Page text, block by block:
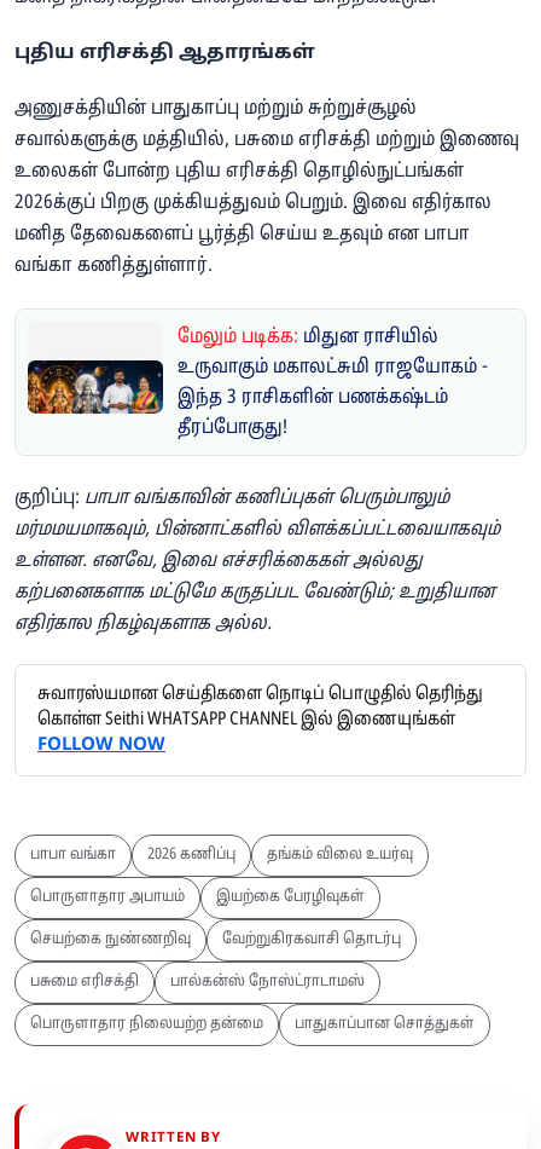
புதிய எரிசக்தி ஆதாரங்கள்
அணுசக்தியின் பாதுகாப்பு மற்றும் சுற்றுச்சூழல்
சவால்களுக்கு மத்தியில், பசுமை எரிசக்தி மற்றும் இணைவு
உலைகள் போன்ற புதிய எரிசக்தி தொழில்நுட்பங்கள்
2026க்குப் பிறகு முக்கியத்துவம் பெறும். இவை எதிர்கால
மனித தேவைகளைப் பூர்த்தி செய்ய உதவும் என பாபா
வங்கா கணித்துள்ளார்.
மேலும் படிக்க: மிதுன ராசியில்
உருவாகும் மகாலட்சுமி ராஜயோகம் -
இந்த 3 ராசிகளின் பணக்கஷ்டம்
தீரப்போகுது!
குறிப்பு: பாபா வங்காவின் கணிப்புகள் பெரும்பாலும்
மர்மமயமாகவும், பின்னாட்களில் விளக்கப்பட்டவையாகவும்
உள்ளன. எனவே, இவை எச்சரிக்கைகள் அல்லது
கற்பனைகளாக மட்டுமே கருதப்பட வேண்டும்; உறுதியான
எதிர்கால நிகழ்வுகளாக அல்ல.
சுவாரஸ்யமான செய்திகளை நொடிப் பொழுதில் தெரிந்து
கொள்ள Seithi WHATSAPP CHANNEL இல் இணையுங்கள்
FOLLOW NOW
பாபா வங்கா 2026 கணிப்பு தங்கம் விலை உயர்வு
பொருளாதார அபாயம் இயற்கை பேரழிவுகள்
செயற்கை நுண்ணறிவு வேற்றுகிரகவாசி தொடர்பு
பசுமை எரிசக்தி பால்கன்ஸ் நோஸ்ட்ராடாமஸ்
பொருளாதார நிலையற்ற தன்மை பாதுகாப்பான சொத்துகள்
WRITTEN BY